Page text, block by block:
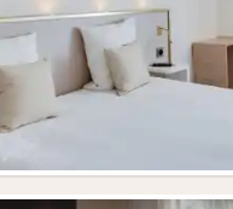
Forrige bilde